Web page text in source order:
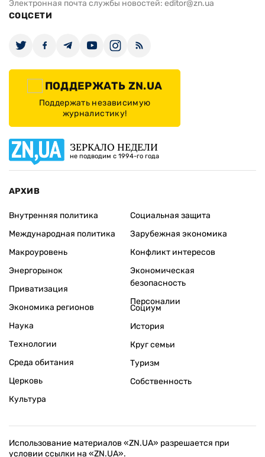
Электронная почта службы новостей: editor@zn.ua
СОЦСЕТИ
ПОДДЕРЖАТЬ ZN.UA
Поддержать независимую
журналистику!
ЗЕРКАЛО НЕДЕЛИ
не подводим с 1994-го года
АРХИВ
Внутренняя политика
Международная политика
Макроуровень
Энергорынок
Приватизация
Экономика регионов
Социальная защита
Зарубежная экономика
Конфликт интересов
Экономическая
безопасность
Персоналии
Наука
Технологии
Среда обитания
Церковь
Культура
Социум
История
Круг семьи
Туризм
Собственность
Использование материалов «ZN.UA» разрешается при
условии ссылки на «ZN.UA».